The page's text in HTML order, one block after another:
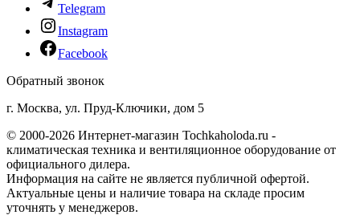
Telegram
Instagram
Facebook
Обратный звонок
г. Москва, ул. Пруд-Ключики, дом 5
© 2000-2026 Интернет-магазин Tochkaholoda.ru -
климатическая техника и вентиляционное оборудование от
официального дилера.
Информация на сайте не является публичной офертой.
Актуальные цены и наличие товара на складе просим
уточнять у менеджеров.